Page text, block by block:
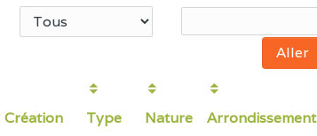
Création Type Nature Arrondissement